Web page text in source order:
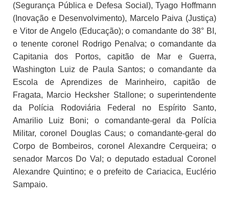
(Segurança Pública e Defesa Social), Tyago Hoffmann
(Inovação e Desenvolvimento), Marcelo Paiva (Justiça)
e Vitor de Angelo (Educação); o comandante do 38° BI,
o tenente coronel Rodrigo Penalva; o comandante da
Capitania dos Portos, capitão de Mar e Guerra,
Washington Luiz de Paula Santos; o comandante da
Escola de Aprendizes de Marinheiro, capitão de
Fragata, Marcio Hecksher Stallone; o superintendente
da Polícia Rodoviária Federal no Espírito Santo,
Amarilio Luiz Boni; o comandante-geral da Polícia
Militar, coronel Douglas Caus; o comandante-geral do
Corpo de Bombeiros, coronel Alexandre Cerqueira; o
senador Marcos Do Val; o deputado estadual Coronel
Alexandre Quintino; e o prefeito de Cariacica, Euclério
Sampaio.